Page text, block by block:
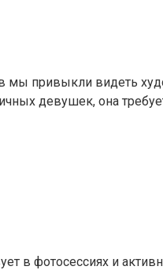
мы привыкли видеть
девушек, она
в фотосессиях и